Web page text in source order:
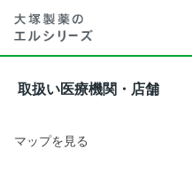
取扱い医療機関・店舗
マップを見る